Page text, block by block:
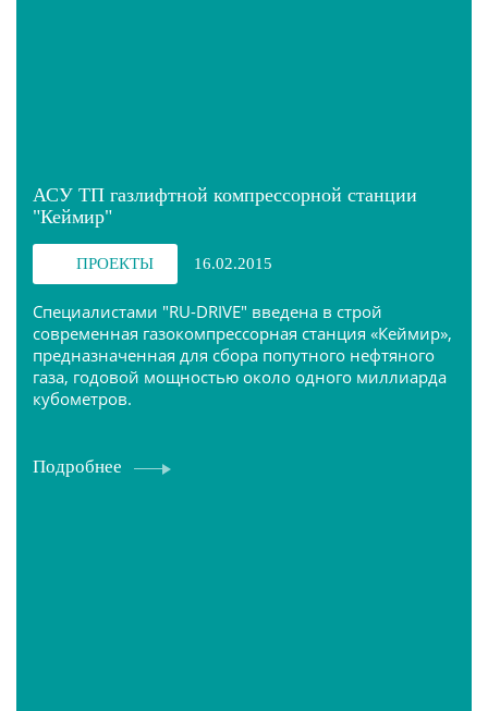
АСУ ТП газлифтной компрессорной станции
"Кеймир"
ПРОЕКТЫ 16.02.2015
Специалистами "RU-DRIVE" введена в строй
современная газокомпрессорная станция «Кеймир»,
предназначенная для сбора попутного нефтяного
газа, годовой мощностью около одного миллиарда
кубометров.
Подробнее